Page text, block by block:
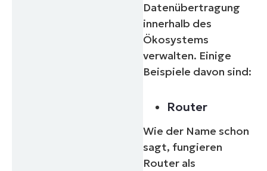
Datenübertragung
innerhalb des
Ökosystems
verwalten. Einige
Beispiele davon sind:
Router
Wie der Name schon
sagt, fungieren
Router als